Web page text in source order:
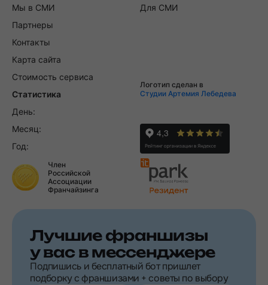
Мы в СМИ
Партнеры
Контакты
Карта сайта
Стоимость сервиса
Для СМИ
Статистика
День:
Месяц:
Год:
Логотип сделан в
Студии Артемия Лебедева
Член
Российской
Ассоциации
Франчайзинга
Лучшие франшизы
у вас в мессенджере
Подпишись и бесплатный бот пришлет
подборку с франшизами + советы по выбору